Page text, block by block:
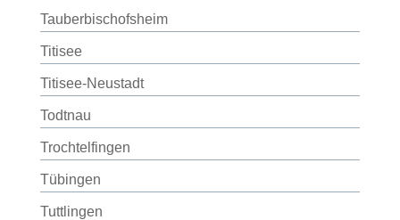
Tauberbischofsheim
Titisee
Titisee-Neustadt
Todtnau
Trochtelfingen
Tübingen
Tuttlingen